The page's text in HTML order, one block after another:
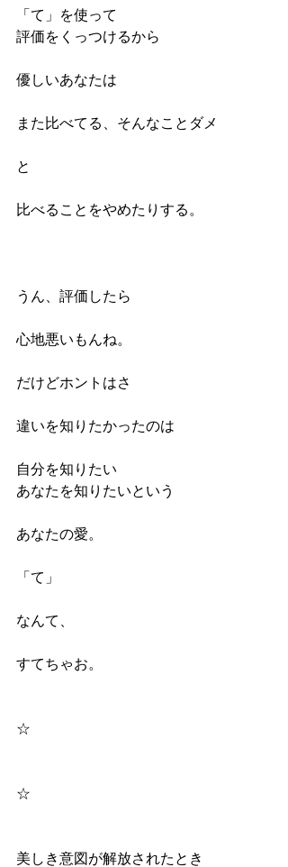
「て」を使って
評価をくっつけるから
優しいあなたは
また比べてる、そんなことダメ
と
比べることをやめたりする。
うん、評価したら
心地悪いもんね。
だけどホントはさ
違いを知りたかったのは
自分を知りたい
あなたを知りたいという
あなたの愛。
「て」
なんて、
すてちゃお。
☆
☆
美しき意図が解放されたとき